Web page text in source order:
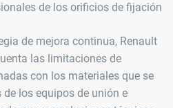
de los orificios de fijación
de mejora continua, Renault
las limitaciones de
con los materiales que se
los equipos de unión e